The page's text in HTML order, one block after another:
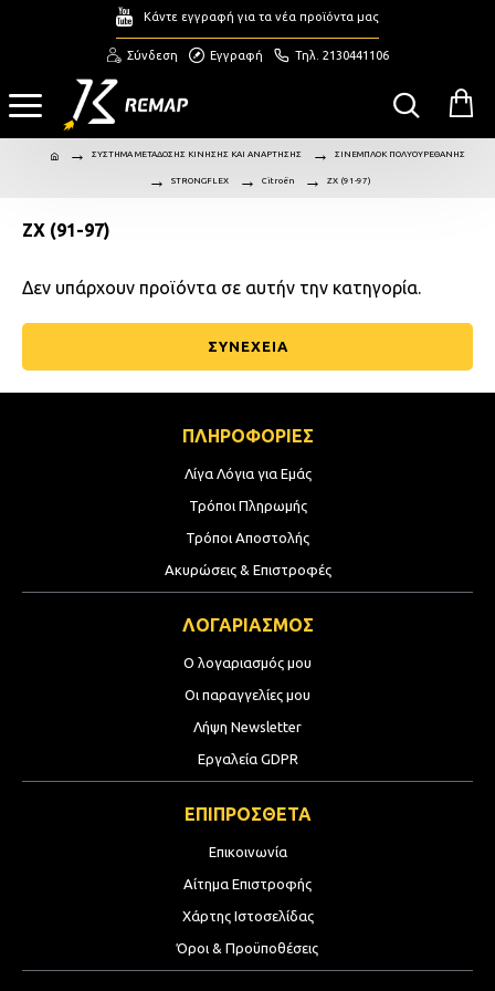
Κάντε εγγραφή για τα νέα προϊόντα μας
Σύνδεση Εγγραφή Τηλ. 2130441106
ΣΥΣΤΗΜΑ ΜΕΤΑΔΟΣΗΣ ΚΙΝΗΣΗΣ ΚΑΙ ΑΝΑΡΤΗΣΗΣ ΣΙΝΕΜΠΛΟΚ ΠΟΛΥΟΥΡΕΘΑΝΗΣ
STRONGFLEX Citroën ZX (91-97)
ZX (91-97)
Δεν υπάρχουν προϊόντα σε αυτήν την κατηγορία.
ΣΥΝΕΧΕΙΑ
ΠΛΗΡΟΦΟΡΙΕΣ
Λίγα Λόγια για Εμάς
Τρόποι Πληρωμής
Τρόποι Αποστολής
Ακυρώσεις & Επιστροφές
ΛΟΓΑΡΙΑΣΜΟΣ
Ο λογαριασμός μου
Οι παραγγελίες μου
Λήψη Newsletter
Εργαλεία GDPR
ΕΠΙΠΡΟΣΘΕΤΑ
Επικοινωνία
Αίτημα Επιστροφής
Χάρτης Ιστοσελίδας
Όροι & Προϋποθέσεις